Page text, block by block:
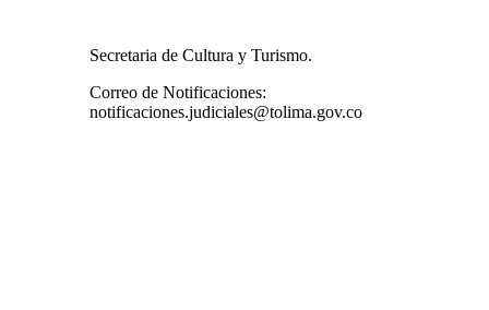
Secretaria de Cultura y Turismo.
Correo de Notificaciones:
notificaciones.judiciales@tolima.gov.co